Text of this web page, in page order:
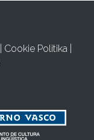
Cookie Politika